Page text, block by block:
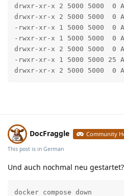
drwxr-xr-x 2 5000 5000  0
drwxr-xr-x 2 5000 5000  0
-rwxr-xr-x 1 5000 5000  0
-rwxr-xr-x 1 5000 5000  0
drwxr-xr-x 2 5000 5000  0
-rwxr-xr-x 1 5000 5000 25
drwxr-xr-x 2 5000 5000  0
DocFraggle Community
This post is in German
Und auch nochmal neu gestartet?
docker compose down